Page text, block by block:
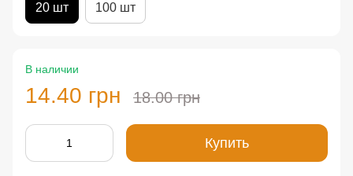
20 шт 100 шт
В наличии
14.40 грн 18.00 грн
Купить